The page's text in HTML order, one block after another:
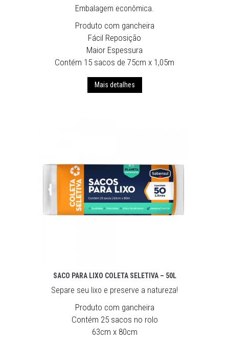
Embalagem econômica.
Produto com gancheira
Fácil Reposição
Maior Espessura
Contém 15 sacos de 75cm x 1,05m
Mais detalhes
SACO PARA LIXO COLETA SELETIVA – 50L
Separe seu lixo e preserve a natureza!
Produto com gancheira
Contém 25 sacos no rolo
63cm x 80cm